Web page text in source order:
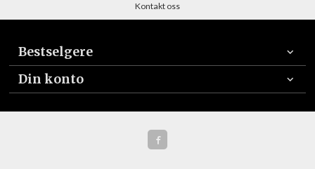
Kontakt oss
Bestselgere
Din konto